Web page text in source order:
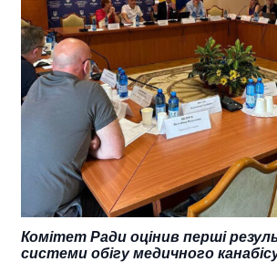
Комітет Ради оцінив перші
системи обігу медичного